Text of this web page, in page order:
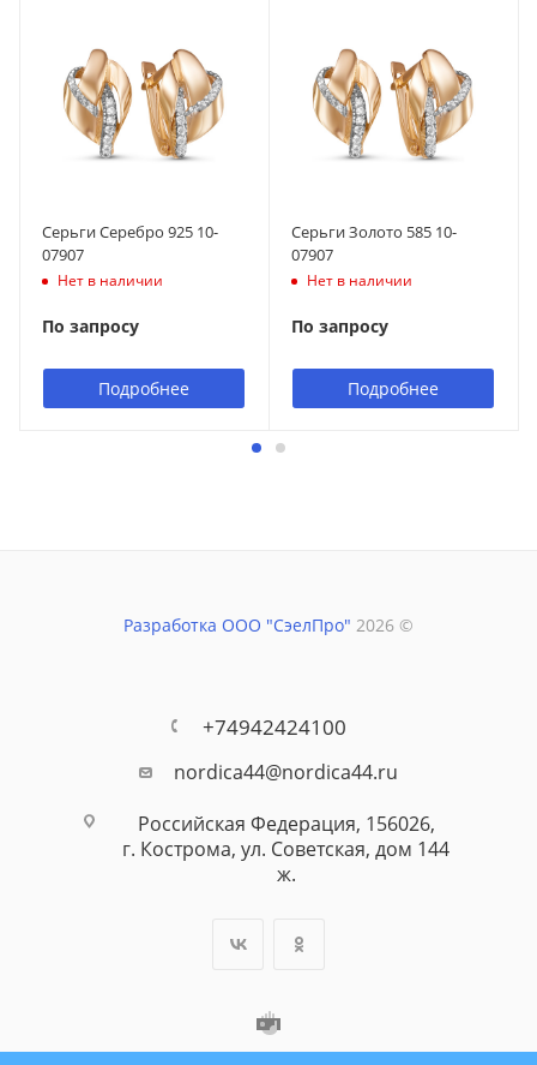
Серьги Серебро 925 10-
07907
Нет в наличии
По запросу
Подробнее
Серьги Золото 585 10-
07907
Нет в наличии
По запросу
Подробнее
Разработка ООО "СэелПро" 2026 ©
+74942424100
nordica44@nordica44.ru
Российская Федерация, 156026,
г. Кострома, ул. Советская, дом 144
ж.